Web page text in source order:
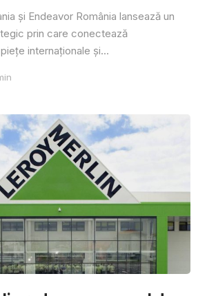
și Endeavor România lansează un
prin care conectează
internaționale și...